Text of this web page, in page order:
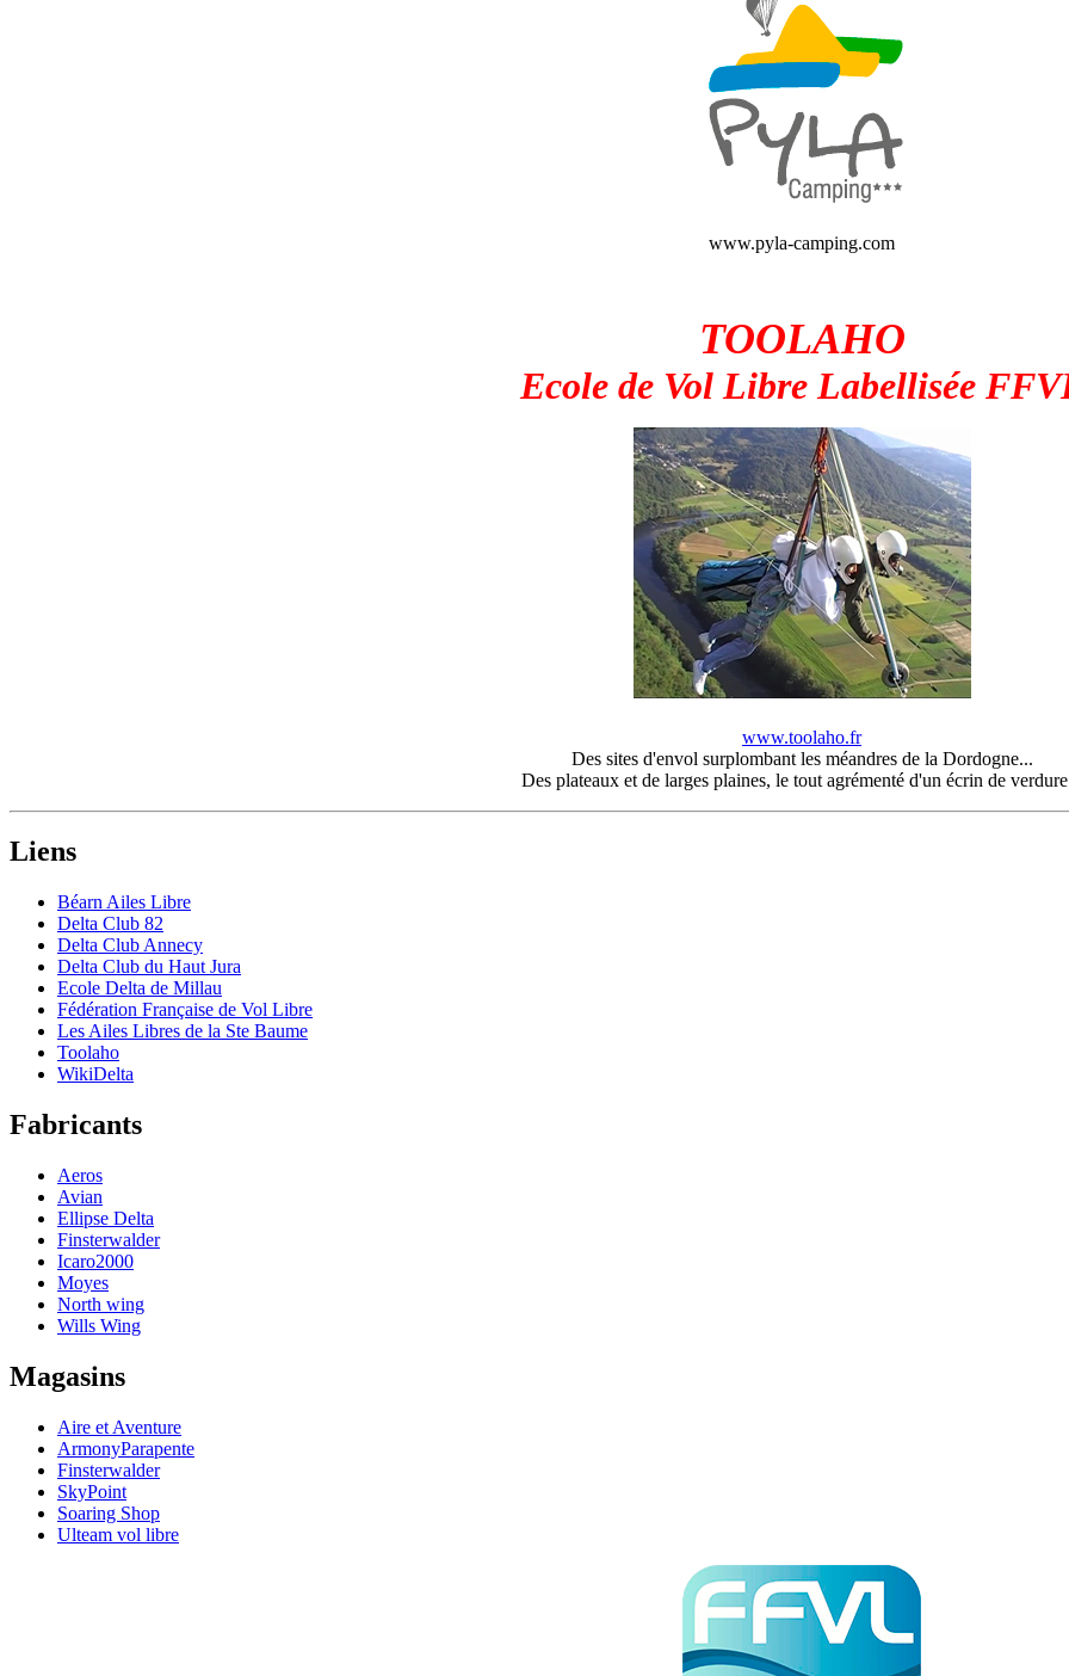
www.pyla-camping.com
TOOLAHO
Ecole de Vol Libre Labellisée
www.toolaho.fr
Des sites d'envol surplombant les méandres de la Dordogne...
Des plateaux et de larges plaines, le tout agrémenté d'un écrin de
Liens
Béarn Ailes Libre
Delta Club 82
Delta Club Annecy
Delta Club du Haut Jura
Ecole Delta de Millau
Fédération Française de Vol Libre
Les Ailes Libres de la Ste Baume
Toolaho
WikiDelta
Fabricants
Aeros
Avian
Ellipse Delta
Finsterwalder
Icaro2000
Moyes
North wing
Wills Wing
Magasins
Aire et Aventure
ArmonyParapente
Finsterwalder
SkyPoint
Soaring Shop
Ulteam vol libre